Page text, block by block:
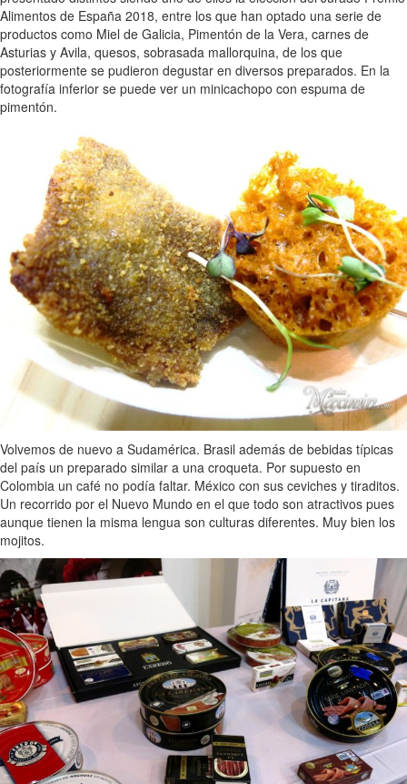
Alimentos de España 2018, entre los que han optado una serie de
productos como Miel de Galicia, Pimentón de la Vera, carnes de
Asturias y Avila, quesos, sobrasada mallorquina, de los que
posteriormente se pudieron degustar en diversos preparados. En la
fotografía inferior se puede ver un minicachopo con espuma de
pimentón.
Volvemos de nuevo a Sudamérica. Brasil además de bebidas típicas
del país un preparado similar a una croqueta. Por supuesto en
Colombia un café no podía faltar. México con sus ceviches y tiraditos.
Un recorrido por el Nuevo Mundo en el que todo son atractivos pues
aunque tienen la misma lengua son culturas diferentes. Muy bien los
mojitos.